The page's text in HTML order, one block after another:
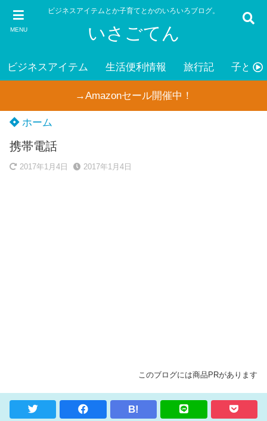
MENU
ビジネスアイテムとか子育てとかのいろいろブログ。
いさごてん
ビジネスアイテム 生活便利情報 旅行記 子ども
→Amazonセール開催中！
ホーム
携帯電話
2017年1月4日 2017年1月4日
このブログには商品PRがあります
B!